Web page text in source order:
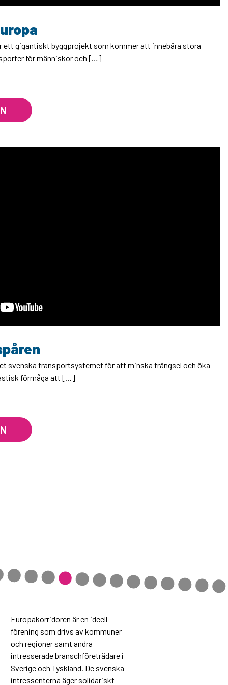
ett gigantiskt byggprojekt som kommer att innebära stora
för människor och […]
svenska transportsystemet för att minska trängsel och öka
förmåga att […]
Europakorridoren är en ideell
förening som drivs av kommuner
och regioner samt andra
intresserade branschföreträdare i
Sverige och Tyskland. De svenska
intressenterna äger solidariskt